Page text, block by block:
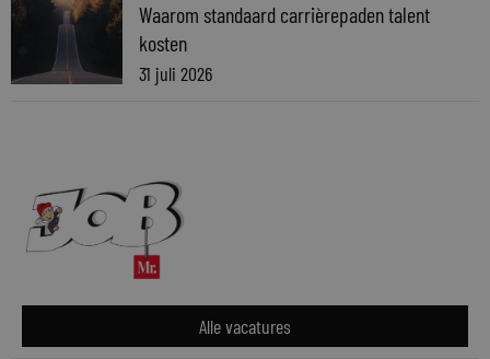
Waarom standaard carrièrepaden talent
kosten
31 juli 2026
Alle vacatures